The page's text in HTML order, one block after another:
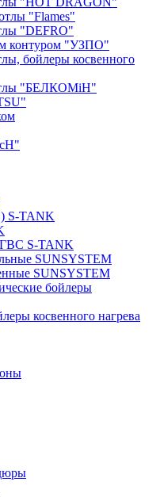
"Flames"
"DEFRO"
контуром "УЗПО"
бойлеры косвенного
"БЕЛКОМiН"
S-TANK
ГВС S-TANK
SUNSYSTEM
SUNSYSTEM
бойлеры
косвенного нагрева